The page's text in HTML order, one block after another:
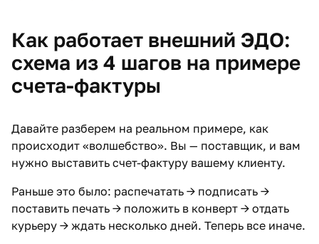
Как работает внешний ЭДО:
схема из 4 шагов на примере
счета-фактуры
Давайте разберем на реальном примере, как
происходит «волшебство». Вы — поставщик, и вам
нужно выставить счет-фактуру вашему клиенту.
Раньше это было: распечатать -> подписать ->
поставить печать -> положить в конверт -> отдать
курьеру -> ждать несколько дней. Теперь все иначе.